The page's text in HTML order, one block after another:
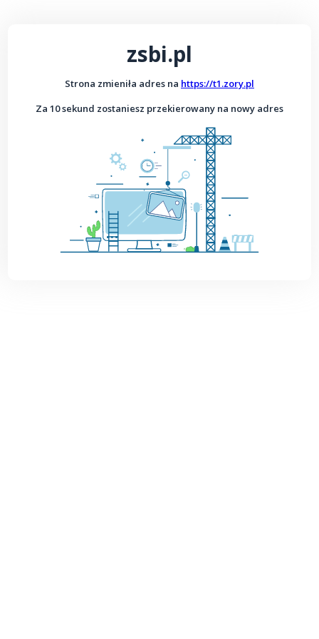
zsbi.pl
Strona zmieniła adres na https://t1.zory.pl
Za 10 sekund zostaniesz przekierowany na nowy adres